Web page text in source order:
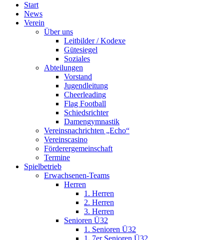
Start
News
Verein
Über uns
Leitbilder / Kodexe
Gütesiegel
Soziales
Abteilungen
Vorstand
Jugendleitung
Cheerleading
Flag Football
Schiedsrichter
Damengymnastik
Vereinsnachrichten „Echo“
Vereinscasino
Förderergemeinschaft
Termine
Spielbetrieb
Erwachsenen-Teams
Herren
1. Herren
2. Herren
3. Herren
Senioren Ü32
1. Senioren Ü32
1. 7er Senioren Ü32